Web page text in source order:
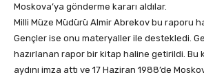
Moskova’ya gönderme kararı aldılar.
Milli Müze Müdürü Almir Abrekov bu raporu
Gençler ise onu materyaller ile destekledi.
hazırlanan rapor bir kitap haline getirildi. Bu
aydını imza attı ve 17 Haziran 1988’de